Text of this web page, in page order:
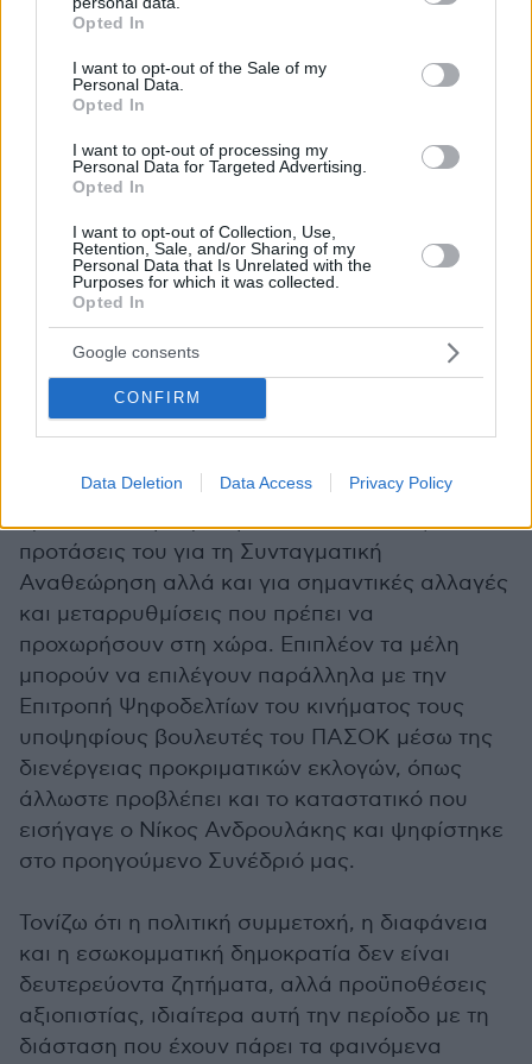
grant or deny consent to Google and its third-party tags to
use your data for below specified purposes in below Google
consent section.
Opted In
I want to opt-out of the Sale of my
Personal Data.
Opted In
I want to opt-out of processing my
Personal Data for Targeted Advertising.
Opted In
I want to opt-out of Collection, Use,
Retention, Sale, and/or Sharing of my
Personal Data that Is Unrelated with the
Purposes for which it was collected.
Opted In
Google consents
CONFIRM
Data Deletion Data Access Privacy Policy
στραμμένο στις συγκλίσεις στην κοινωνία. Όλα
στην βάση.
-Και γι’ αυτό, έρχομαι στο τρίτο σημείο:
Ενισχύουμε την Δημοκρατία και την Συμμετοχή
τη δυνατότητα να συμμετέχουν στη λήψη
σημαντικών αποφάσεων. Δίνουμε το λόγο στη
βάση μας αφού αποφασίσουμε διακριτά και
καθαρά την κεντρική στρατηγική μας. Τα μέλη
μας αποφασίζουν και για μεγάλα ζητήματα στα
οποία το ΠΑΣΟΚ μπορεί να έχει καθοριστικό
αποφασίζει και για τα καίρια ζητήματα που
πρέπει να συμπεριλάβει το ΠΑΣΟΚ στις
προτάσεις του για τη Συνταγματική
Αναθεώρηση αλλά και για σημαντικές αλλαγές
και μεταρρυθμίσεις που πρέπει να
προχωρήσουν στη χώρα. Επιπλέον τα μέλη
μπορούν να επιλέγουν παράλληλα με την
Επιτροπή Ψηφοδελτίων του κινήματος τους
υποψηφίους βουλευτές του ΠΑΣΟΚ μέσω της
διενέργειας προκριματικών εκλογών, όπως
άλλωστε προβλέπει και το καταστατικό που
εισήγαγε ο Νίκος Ανδρουλάκης και ψηφίστηκε
στο προηγούμενο Συνέδριό μας.
Τονίζω ότι η πολιτική συμμετοχή, η διαφάνεια
και η εσωκομματική δημοκρατία δεν είναι
δευτερεύοντα ζητήματα, αλλά προϋποθέσεις
αξιοπιστίας, ιδιαίτερα αυτή την περίοδο με τη
διάσταση που έχουν πάρει τα φαινόμενα